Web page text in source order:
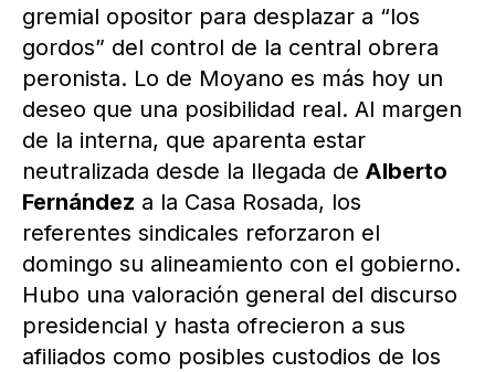
gremial opositor para desplazar a “los
gordos” del control de la central obrera
peronista. Lo de Moyano es más hoy un
deseo que una posibilidad real. Al margen
de la interna, que aparenta estar
neutralizada desde la llegada de Alberto
Fernández a la Casa Rosada, los
referentes sindicales reforzaron el
domingo su alineamiento con el gobierno.
Hubo una valoración general del discurso
presidencial y hasta ofrecieron a sus
afiliados como posibles custodios de los